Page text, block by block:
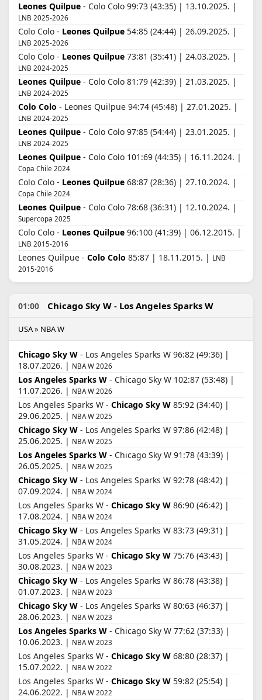
Leones Quilpue - Colo Colo 99:73 (43:35) | 13.10.2025. |
LNB 2025-2026
Colo Colo - Leones Quilpue 54:85 (24:44) | 26.09.2025. |
LNB 2025-2026
Colo Colo - Leones Quilpue 73:81 (35:41) | 24.03.2025. |
LNB 2024-2025
Leones Quilpue - Colo Colo 81:79 (42:39) | 21.03.2025. |
LNB 2024-2025
Colo Colo - Leones Quilpue 94:74 (45:48) | 27.01.2025. |
LNB 2024-2025
Leones Quilpue - Colo Colo 97:85 (54:44) | 23.01.2025. |
LNB 2024-2025
Leones Quilpue - Colo Colo 101:69 (44:35) | 16.11.2024. |
Copa Chile 2024
Colo Colo - Leones Quilpue 68:87 (28:36) | 27.10.2024. |
Copa Chile 2024
Leones Quilpue - Colo Colo 78:68 (36:31) | 12.10.2024. |
Supercopa 2025
Colo Colo - Leones Quilpue 96:100 (41:39) | 06.12.2015. |
LNB 2015-2016
Leones Quilpue - Colo Colo 85:87 | 18.11.2015. | LNB
2015-2016
01:00 Chicago Sky W - Los Angeles Sparks W
USA » NBA W
Chicago Sky W - Los Angeles Sparks W 96:82 (49:36) |
18.07.2026. | NBA W 2026
Los Angeles Sparks W - Chicago Sky W 102:87 (53:48) |
11.07.2026. | NBA W 2026
Los Angeles Sparks W - Chicago Sky W 85:92 (34:40) |
29.06.2025. | NBA W 2025
Chicago Sky W - Los Angeles Sparks W 97:86 (42:48) |
25.06.2025. | NBA W 2025
Los Angeles Sparks W - Chicago Sky W 91:78 (43:39) |
26.05.2025. | NBA W 2025
Chicago Sky W - Los Angeles Sparks W 92:78 (48:42) |
07.09.2024. | NBA W 2024
Los Angeles Sparks W - Chicago Sky W 86:90 (46:42) |
17.08.2024. | NBA W 2024
Chicago Sky W - Los Angeles Sparks W 83:73 (49:31) |
31.05.2024. | NBA W 2024
Los Angeles Sparks W - Chicago Sky W 75:76 (43:43) |
30.08.2023. | NBA W 2023
Chicago Sky W - Los Angeles Sparks W 86:78 (43:38) |
01.07.2023. | NBA W 2023
Chicago Sky W - Los Angeles Sparks W 80:63 (46:37) |
28.06.2023. | NBA W 2023
Los Angeles Sparks W - Chicago Sky W 77:62 (37:33) |
10.06.2023. | NBA W 2023
Los Angeles Sparks W - Chicago Sky W 68:80 (28:37) |
15.07.2022. | NBA W 2022
Los Angeles Sparks W - Chicago Sky W 59:82 (25:54) |
24.06.2022. | NBA W 2022